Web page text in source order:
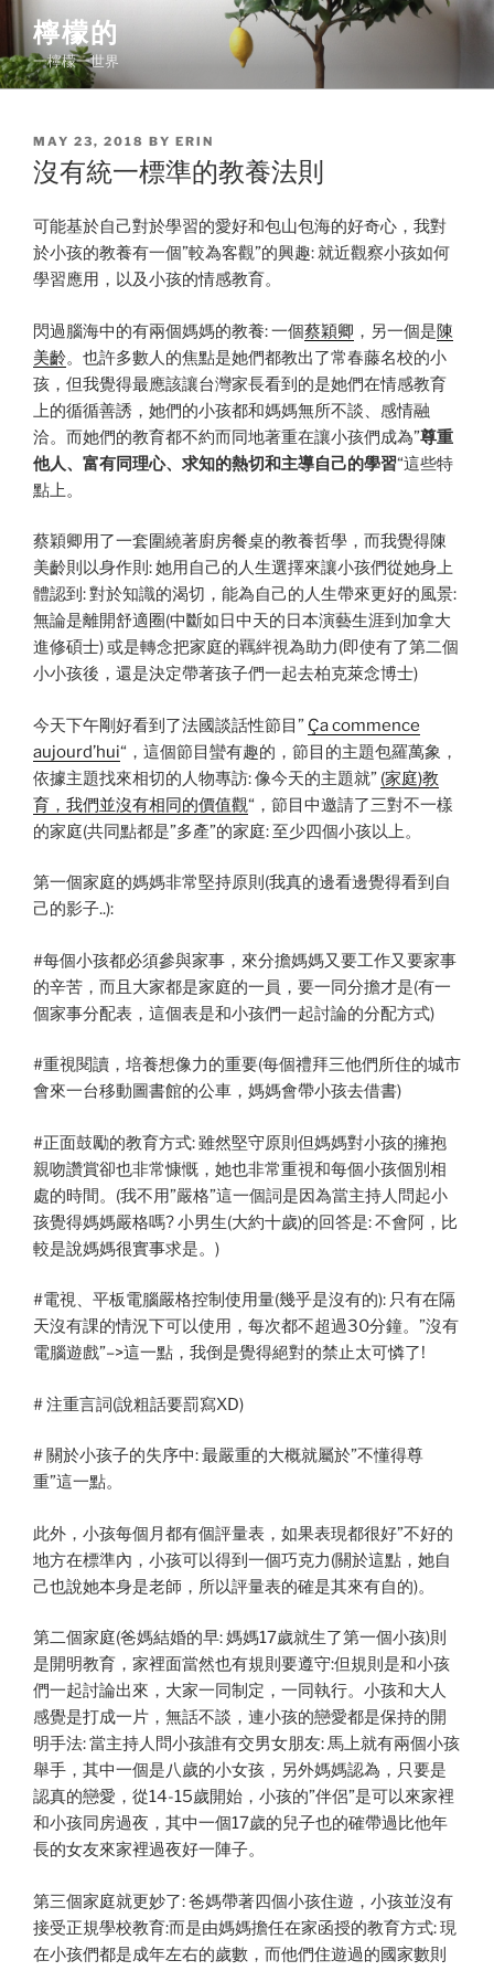
content
檸檬的
一檸檬一世界
POSTED
ON
MAY 23, 2018 BY ERIN
沒有統一標準的教養法則
可能基於自己對於學習的愛好和包山包海的好奇心，我對
於小孩的教養有一個”較為客觀”的興趣: 就近觀察小孩如何
學習應用，以及小孩的情感教育。
閃過腦海中的有兩個媽媽的教養: 一個蔡穎卿 ，另一個是陳
美齡。也許多數人的焦點是她們都教出了常春藤名校的小
孩，但我覺得最應該讓台灣家長看到的是她們在情感教育
上的循循善誘，她們的小孩都和媽媽無所不談、感情融
洽。而她們的教育都不約而同地著重在讓小孩們成為”尊重
他人、富有同理心、求知的熱切和主導自己的學習“這些特
點上。
蔡穎卿用了一套圍繞著廚房餐桌的教養哲學，而我覺得陳
美齡則以身作則: 她用自己的人生選擇來讓小孩們從她身上
體認到: 對於知識的渴切，能為自己的人生帶來更好的風景:
無論是離開舒適圈(中斷如日中天的日本演藝生涯到加拿大
進修碩士) 或是轉念把家庭的羈絆視為助力(即使有了第二個
小小孩後，還是決定帶著孩子們一起去柏克萊念博士)
今天下午剛好看到了法國談話性節目” Ça commence
aujourd’hui“，這個節目蠻有趣的，節目的主題包羅萬象，
依據主題找來相切的人物專訪: 像今天的主題就” (家庭)教
育，我們並沒有相同的價值觀“，節目中邀請了三對不一樣
的家庭(共同點都是”多產”的家庭: 至少四個小孩以上。
第一個家庭的媽媽非常堅持原則(我真的邊看邊覺得看到自
己的影子..):
#每個小孩都必須參與家事，來分擔媽媽又要工作又要家事
的辛苦，而且大家都是家庭的一員，要一同分擔才是(有一
個家事分配表，這個表是和小孩們一起討論的分配方式)
#重視閱讀，培養想像力的重要(每個禮拜三他們所住的城市
會來一台移動圖書館的公車，媽媽會帶小孩去借書)
#正面鼓勵的教育方式: 雖然堅守原則但媽媽對小孩的擁抱
親吻讚賞卻也非常慷慨，她也非常重視和每個小孩個別相
處的時間。(我不用”嚴格”這一個詞是因為當主持人問起小
孩覺得媽媽嚴格嗎? 小男生(大約十歲)的回答是: 不會阿，比
較是說媽媽很實事求是。)
#電視、平板電腦嚴格控制使用量(幾乎是沒有的): 只有在隔
天沒有課的情況下可以使用，每次都不超過30分鐘。”沒有
電腦遊戲”–>這一點，我倒是覺得絕對的禁止太可憐了!
# 注重言詞(說粗話要罰寫XD)
# 關於小孩子的失序中: 最嚴重的大概就屬於”不懂得尊
重”這一點。
此外，小孩每個月都有個評量表，如果表現都很好”不好的
地方在標準內，小孩可以得到一個巧克力(關於這點，她自
己也說她本身是老師，所以評量表的確是其來有自的)。
第二個家庭(爸媽結婚的早: 媽媽17歲就生了第一個小孩)則
是開明教育，家裡面當然也有規則要遵守:但規則是和小孩
們一起討論出來，大家一同制定，一同執行。小孩和大人
感覺是打成一片，無話不談，連小孩的戀愛都是保持的開
明手法: 當主持人問小孩誰有交男女朋友: 馬上就有兩個小孩
舉手，其中一個是八歲的小女孩，另外媽媽認為，只要是
認真的戀愛，從14-15歲開始，小孩的”伴侶”是可以來家裡
和小孩同房過夜，其中一個17歲的兒子也的確帶過比他年
長的女友來家裡過夜好一陣子。
第三個家庭就更妙了: 爸媽帶著四個小孩住遊，小孩並沒有
接受正規學校教育:而是由媽媽擔任在家函授的教育方式: 現
在小孩們都是成年左右的歲數，而他們住遊過的國家數則